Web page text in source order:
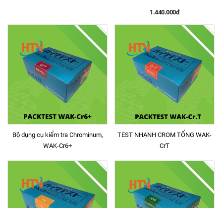
1.440.000đ
Bộ dụng cụ kiểm tra Chrominum,
WAK-Cr6+
TEST NHANH CROM TỔNG WAK-
CrT